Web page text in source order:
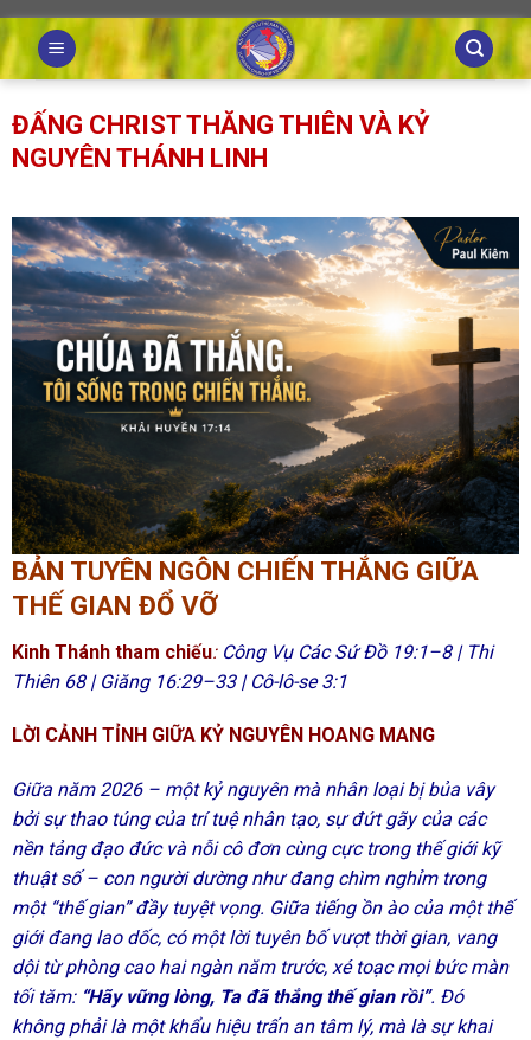
Skip
to
content
ĐẤNG CHRIST THĂNG THIÊN VÀ KỶ
NGUYÊN THÁNH LINH
BẢN TUYÊN NGÔN CHIẾN THẮNG GIỮA
THẾ GIAN ĐỔ VỠ
Kinh Thánh tham chiếu: Công Vụ Các Sứ Đồ 19:1–8 | Thi
Thiên 68 | Giăng 16:29–33 | Cô-lô-se 3:1
LỜI CẢNH TỈNH GIỮA KỶ NGUYÊN HOANG MANG
Giữa năm 2026 – một kỷ nguyên mà nhân loại bị bủa vây
bởi sự thao túng của trí tuệ nhân tạo, sự đứt gãy của các
nền tảng đạo đức và nỗi cô đơn cùng cực trong thế giới kỹ
thuật số – con người dường như đang chìm nghỉm trong
một “thế gian” đầy tuyệt vọng. Giữa tiếng ồn ào của một thế
giới đang lao dốc, có một lời tuyên bố vượt thời gian, vang
dội từ phòng cao hai ngàn năm trước, xé toạc mọi bức màn
tối tăm: “Hãy vững lòng, Ta đã thắng thế gian rồi”. Đó
không phải là một khẩu hiệu trấn an tâm lý, mà là sự khai